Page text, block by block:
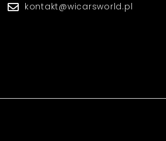
kontakt@wicarsworld.pl